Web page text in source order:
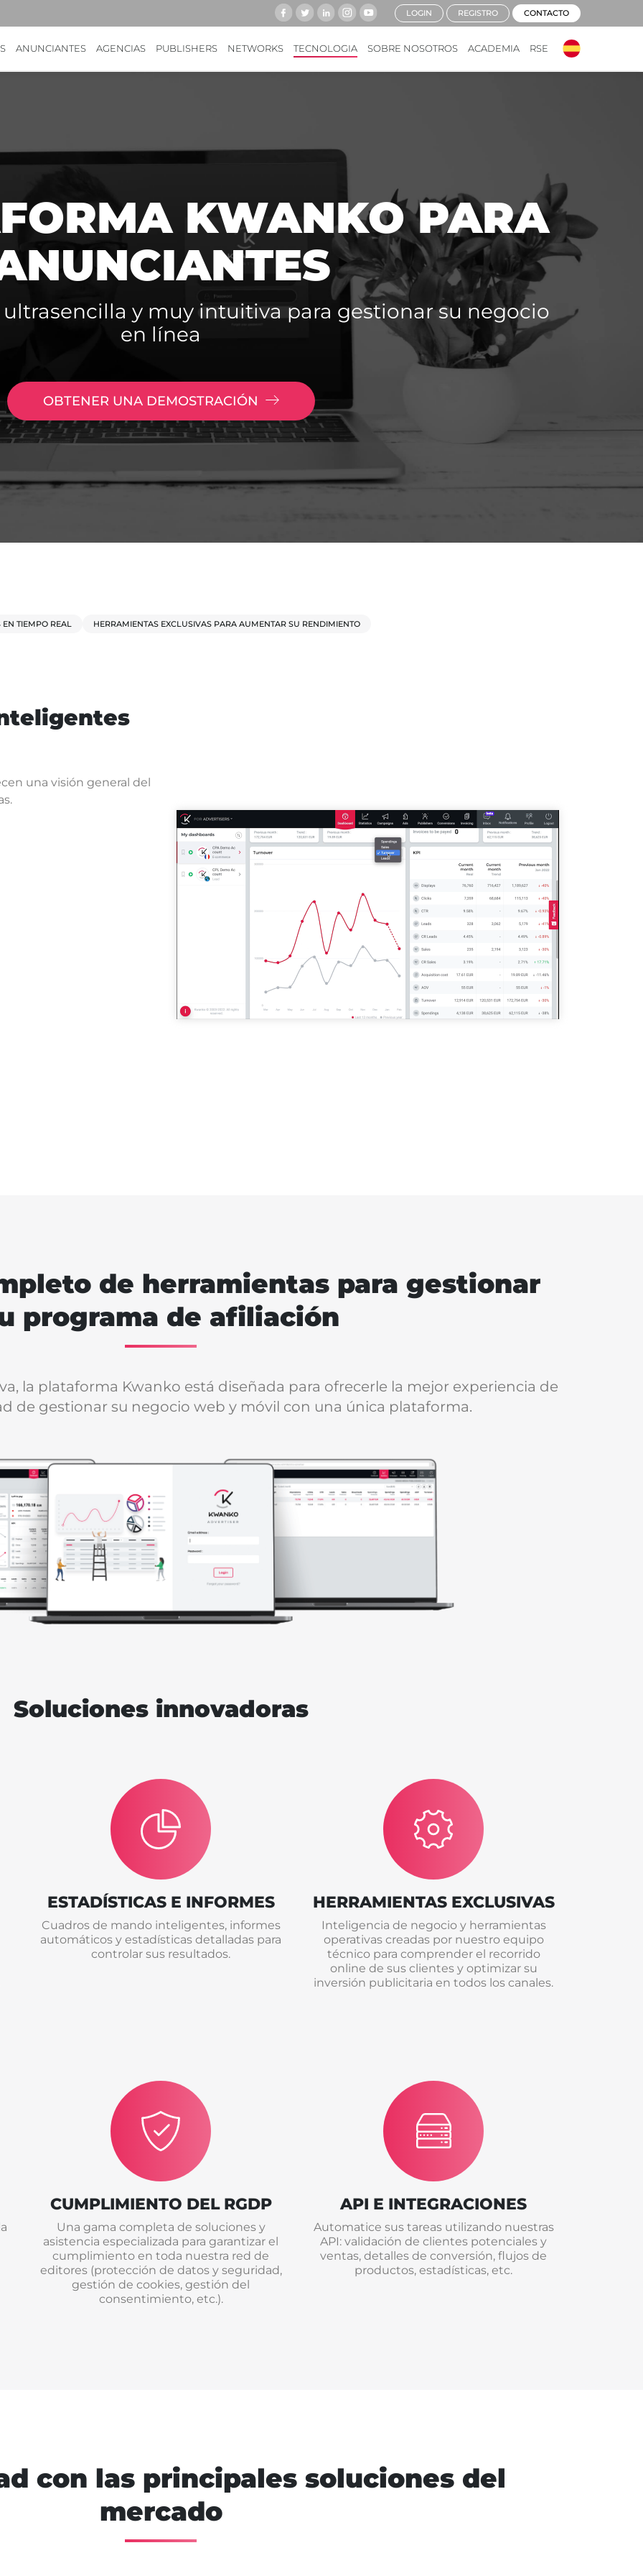
ANUNCIANTES AGENCIAS PUBLISHERS NETWORKS TECNOLOGIA SOBRE NOSOTROS ACADEMIA RSE
LOGIN REGISTRO CONTACTO
KWANKO PARA
y muy intuitiva para gestionar su negocio
en línea
OBTENER UNA DEMOSTRACIÓN
EN TIEMPO REAL HERRAMIENTAS EXCLUSIVAS PARA AUMENTAR SU RENDIMIENTO
una visión general del
de herramientas para gestionar
programa de afiliación
la plataforma Kwanko está diseñada para ofrecerle la mejor experiencia de
de gestionar su negocio web y móvil con una única plataforma.
Soluciones innovadoras
ESTADÍSTICAS E INFORMES
Cuadros de mando inteligentes, informes
automáticos y estadísticas detalladas para
controlar sus resultados.
HERRAMIENTAS EXCLUSIVAS
Inteligencia de negocio y herramientas
operativas creadas por nuestro equipo
técnico para comprender el recorrido
online de sus clientes y optimizar su
inversión publicitaria en todos los canales.
CUMPLIMIENTO DEL RGDP
Una gama completa de soluciones y
asistencia especializada para garantizar el
cumplimiento en toda nuestra red de
editores (protección de datos y seguridad,
gestión de cookies, gestión del
consentimiento, etc.).
API E INTEGRACIONES
Automatice sus tareas utilizando nuestras
API: validación de clientes potenciales y
ventas, detalles de conversión, flujos de
productos, estadísticas, etc.
con las principales soluciones del
mercado